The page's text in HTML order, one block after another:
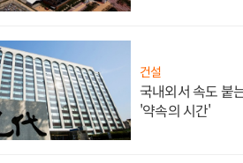
건설
국내외서 속도 붙
'약속의 시간'